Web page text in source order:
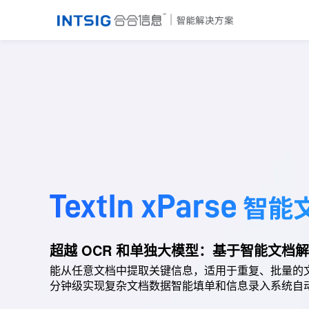
TextIn xParse 智能文档抽取
超越 OCR 和单独大模型：基于智能文档
能从任意文档中提取关键信息，适用于重复、批量的
分钟级实现复杂文档数据智能填单和信息录入系统自